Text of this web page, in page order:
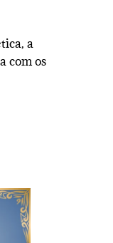
a
com os